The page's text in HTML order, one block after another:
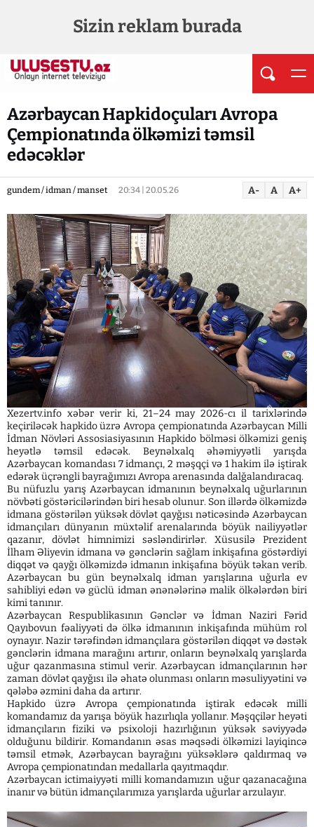
Sizin reklam burada
Azərbaycan Hapkidoçuları Avropa
Çempionatında ölkəmizi təmsil
edəcəklər
gundem / idman / manset 20:34 | 20.05.26 A- A A+
Xezertv.info xəbər verir ki, 21–24 may 2026-cı il tarixlərində
keçiriləcək hapkido üzrə Avropa çempionatında Azərbaycan Milli
İdman Növləri Assosiasiyasının Hapkido bölməsi ölkəmizi geniş
heyətlə təmsil edəcək. Beynəlxalq əhəmiyyətli yarışda
Azərbaycan komandası 7 idmançı, 2 məşqçi və 1 hakim ilə iştirak
edərək üçrəngli bayrağımızı Avropa arenasında dalğalandıracaq.
Bu nüfuzlu yarış Azərbaycan idmanının beynəlxalq uğurlarının
növbəti göstəricilərindən biri hesab olunur. Son illərdə ölkəmizdə
idmana göstərilən yüksək dövlət qayğısı nəticəsində Azərbaycan
idmançıları dünyanın müxtəlif arenalarında böyük nailiyyətlər
qazanır, dövlət himnimizi səsləndirirlər. Xüsusilə Prezident
İlham Əliyevin idmana və gənclərin sağlam inkişafına göstərdiyi
diqqət və qayğı ölkəmizdə idmanın inkişafına böyük təkan verib.
Azərbaycan bu gün beynəlxalq idman yarışlarına uğurla ev
sahibliyi edən və güclü idman ənənələrinə malik ölkələrdən biri
kimi tanınır.
Azərbaycan Respublikasının Gənclər və İdman Naziri Fərid
Qayıbovun fəaliyyəti də ölkə idmanının inkişafında mühüm rol
oynayır. Nazir tərəfindən idmançılara göstərilən diqqət və dəstək
gənclərin idmana marağını artırır, onların beynəlxalq yarışlarda
uğur qazanmasına stimul verir. Azərbaycan idmançılarının hər
zaman dövlət qayğısı ilə əhatə olunması onların məsuliyyətini və
qələbə əzmini daha da artırır.
Hapkido üzrə Avropa çempionatında iştirak edəcək milli
komandamız da yarışa böyük hazırlıqla yollanır. Məşqçilər heyəti
idmançıların fiziki və psixoloji hazırlığının yüksək səviyyədə
olduğunu bildirir. Komandanın əsas məqsədi ölkəmizi layiqincə
təmsil etmək, Azərbaycan bayrağını yüksəklərə qaldırmaq və
Avropa çempionatından medallarla qayıtmaqdır.
Azərbaycan ictimaiyyəti milli komandamızın uğur qazanacağına
inanır və bütün idmançılarımıza yarışlarda uğurlar arzulayır.